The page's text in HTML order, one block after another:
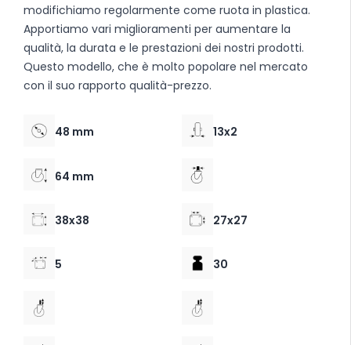
modifichiamo regolarmente come ruota in plastica.
Apportiamo vari miglioramenti per aumentare la
qualità, la durata e le prestazioni dei nostri prodotti.
Questo modello, che è molto popolare nel mercato
con il suo rapporto qualità-prezzo.
48 mm 13x2
64 mm
38x38 27x27
5 30